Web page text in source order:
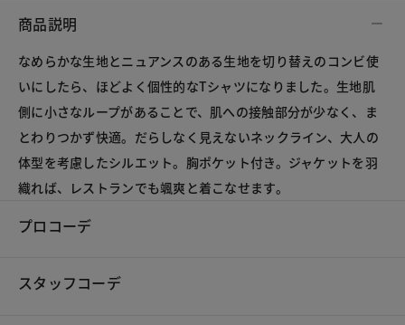
商品説明
なめらかな生地とニュアンスのある生地を切り替えのコンビ使
いにしたら、ほどよく個性的なTシャツになりました。生地肌
側に小さなループがあることで、肌への接触部分が少なく、ま
とわりつかず快適。だらしなく見えないネックライン、大人の
体型を考慮したシルエット。胸ポケット付き。ジャケットを羽
織れば、レストランでも颯爽と着こなせます。
プロコーデ
スタッフコーデ